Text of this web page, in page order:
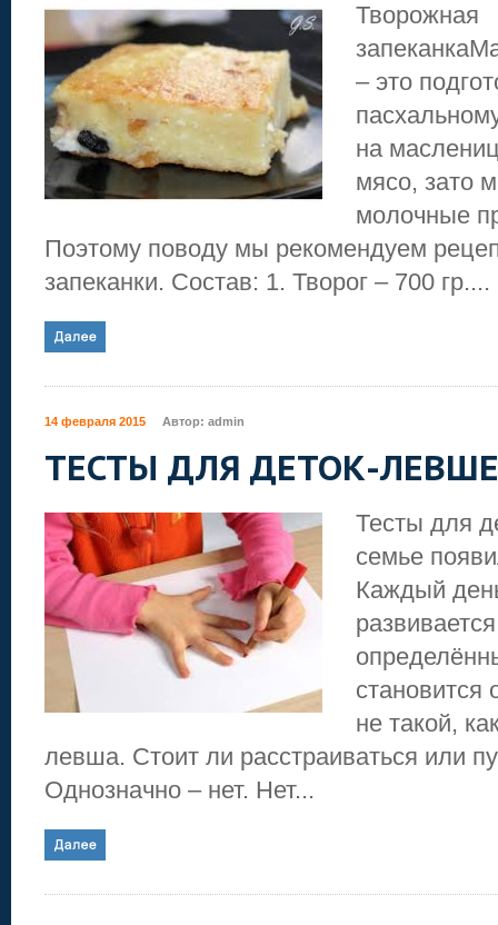
Творожная
– это
на
мясо, зато
молочные
Поэтому поводу мы рекомендуем
запеканки. Состав: 1. Творог – 700 гр....
14 февраля 2015 Автор: admin
ТЕСТЫ ДЛЯ ДЕТОК-
Тесты для
семье
Каждый
становится
не такой,
левша. Стоит ли расстраиваться или
Однозначно – нет. Нет...